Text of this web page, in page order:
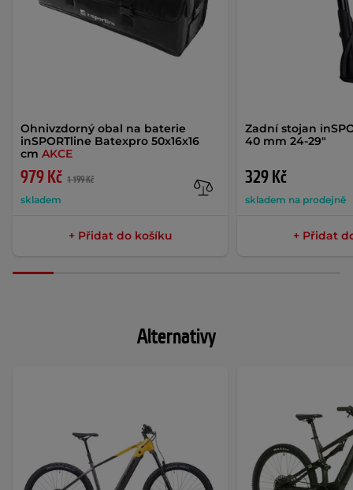
Ohnivzdorný obal na baterie
inSPORTline Batexpro 50x16x16
cm AKCE
979 Kč 1 199 Kč
skladem
+ Přidat do košíku
Zadní stojan
40 mm 24-29"
329 Kč
skladem na prodejně
+ Přidat
Alternativy